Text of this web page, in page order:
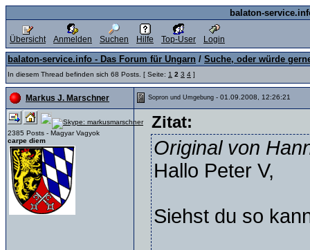
balaton-
Übersicht Anmelden Suchen Hilfe Top-User Login
balaton-service.info - Das Forum für Ungarn / Suche, oder würde
In diesem Thread befinden sich 68 Posts. [ Seite: 1 2 3 4 ]
Markus J. Marschner Sopron und Umgebung - 01.09.2008, 12:26:21
2385 Posts - Magyar Vagyok
carpe diem
Zitat:
Original von
Hallo Peter V,
Siehst du so